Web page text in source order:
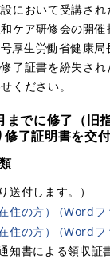
において受講され
ケア研修会の開
厚生労働省健康
了証書を紛失さ
ください。
でに修了（旧
了証明書を交
送付します。）
住の方） (Wordフ
住の方） (Wordフ
知書による領収証